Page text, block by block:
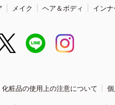
メイク ヘア＆ボディ インナ
化粧品の使用上の注意について